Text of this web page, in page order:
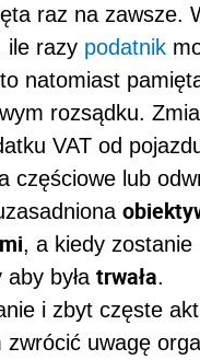
raz na zawsze.
ile razy podatnik
natomiast
rozsądku.
VAT od
częściowe lub
, a kiedy zostanie
aby była trwała.
i zbyt częste
zwrócić uwagę